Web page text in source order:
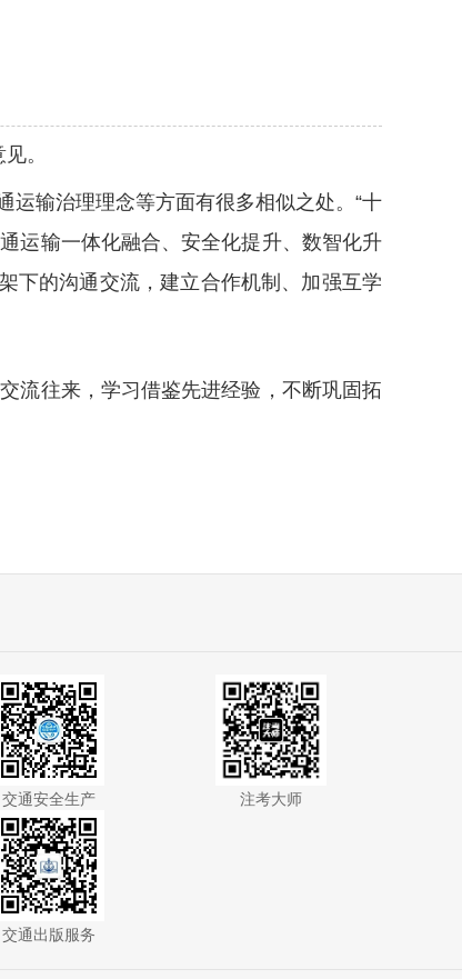
。
运输治理理念等方面有很多相似之处。“十
运输一体化融合、安全化提升、数智化升
下的沟通交流，建立合作机制、加强互学
流往来，学习借鉴先进经验，不断巩固拓
交通安全生产 注考大师
交通出版服务